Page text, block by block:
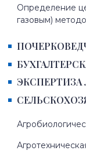
Определение
газовым)